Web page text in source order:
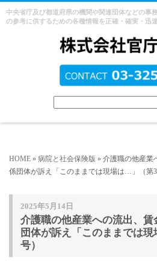
中央省庁及び都道府県の機関や関連団体などの事
の参考に供するための各種情報を正確・確実・迅
HOME » 病院と社会保険版 » 介護職の他産
係団体が訴え「このままでは現場は…」（第
2025年5月14日
介護職の他産業への流出、
団体が訴え「このままでは
号）